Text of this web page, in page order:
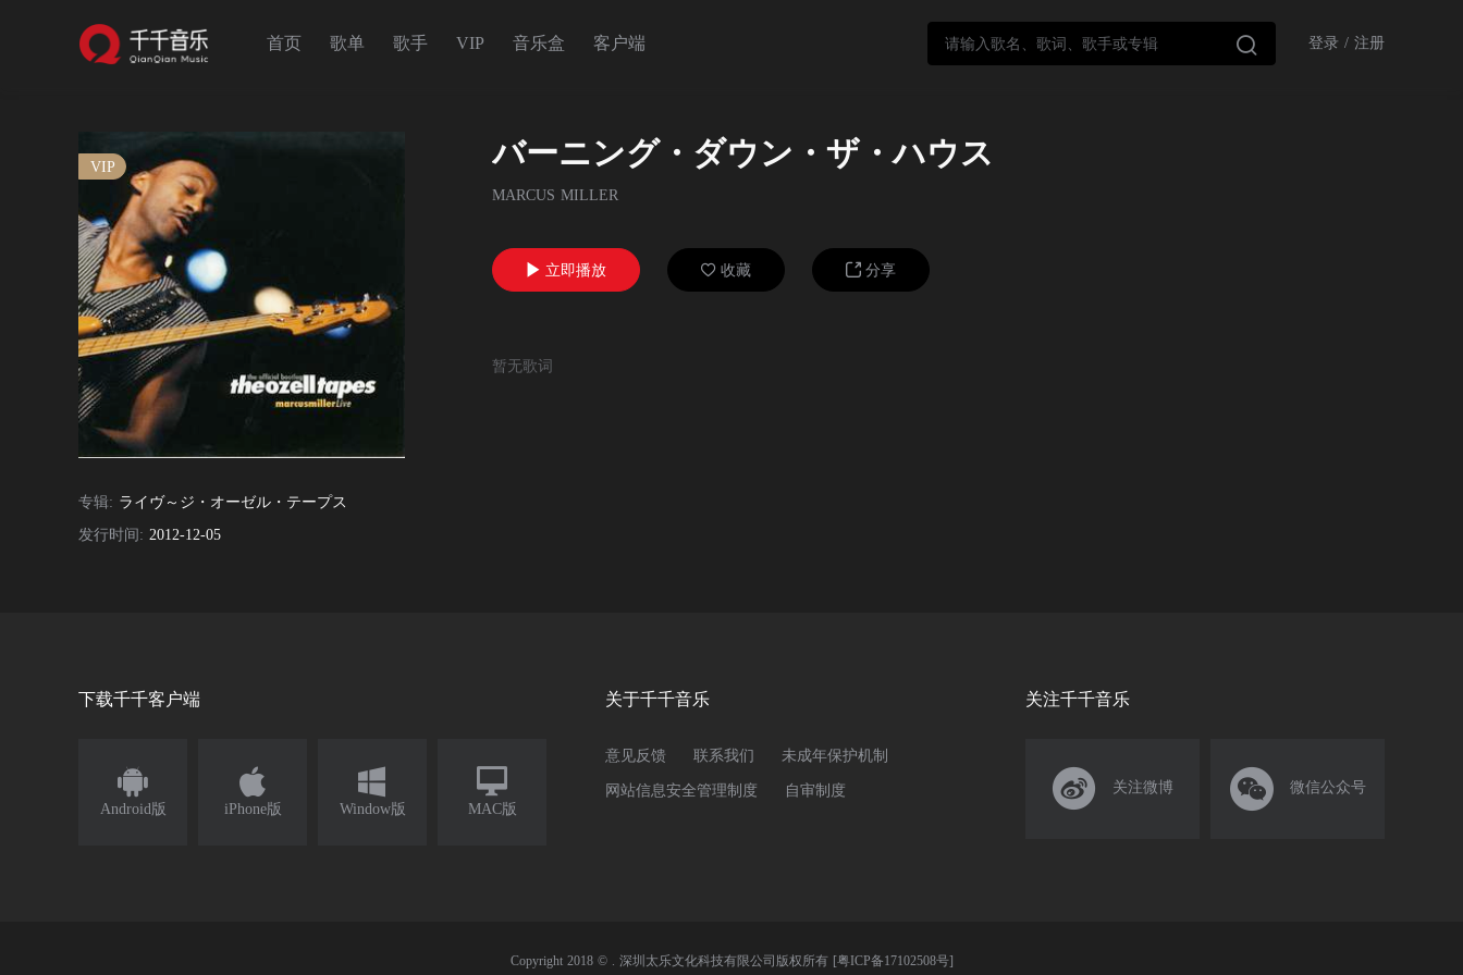
首页 歌单 歌手 VIP 音乐盒 客户端  登录 / 注册
VIP
专辑: ライヴ～ジ・オーゼル・テープス
发行时间: 2012-12-05
バーニング・ダウン・ザ・ハウス
MARCUS MILLER
 立即播放  收藏  分享
暂无歌词
下载千千客户端

Android版

iPhone版

Window版

MAC版
关于千千音乐
意见反馈 联系我们 未成年保护机制
网站信息安全管理制度 自审制度
关注千千音乐
 关注微博  微信公众号
Copyright 2018 © . 深圳太乐文化科技有限公司版权所有 [粤ICP备17102508号]